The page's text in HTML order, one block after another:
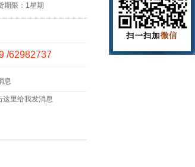
期限：1星期
/62982737